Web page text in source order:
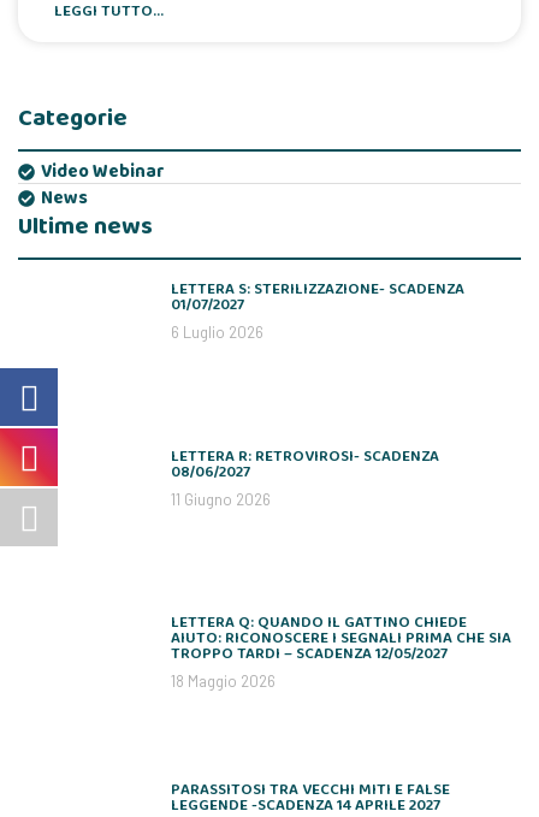
LEGGI TUTTO...
Categorie
Video Webinar
News
Ultime news
LETTERA S: STERILIZZAZIONE- SCADENZA
01/07/2027
6 Luglio 2026
LETTERA R: RETROVIROSI- SCADENZA
08/06/2027
11 Giugno 2026
LETTERA Q: QUANDO IL GATTINO CHIEDE
AIUTO: RICONOSCERE I SEGNALI PRIMA CHE SIA
TROPPO TARDI – SCADENZA 12/05/2027
18 Maggio 2026
PARASSITOSI TRA VECCHI MITI E FALSE
LEGGENDE -SCADENZA 14 APRILE 2027